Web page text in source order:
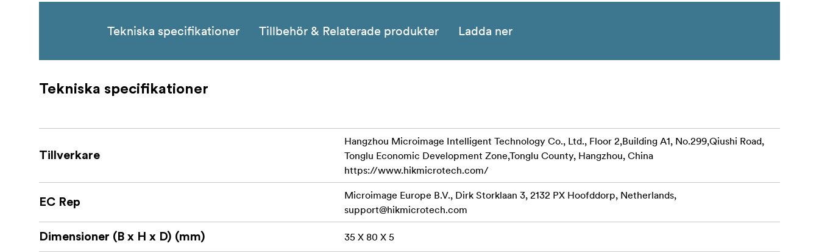
Tekniska specifikationer Tillbehör & Relaterade produkter Ladda ner
Tekniska specifikationer
Tillverkare
Hangzhou Microimage Intelligent Technology Co., Ltd., Floor 2,Building A1, No.299,Qiushi Road,
Tonglu Economic Development Zone,Tonglu County, Hangzhou, China
https://www.hikmicrotech.com/
EC Rep
Microimage Europe B.V., Dirk Storklaan 3, 2132 PX Hoofddorp, Netherlands,
support@hikmicrotech.com
Dimensioner (B x H x D) (mm) 35 X 80 X 5